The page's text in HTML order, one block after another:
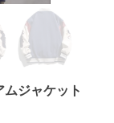
ジャケット